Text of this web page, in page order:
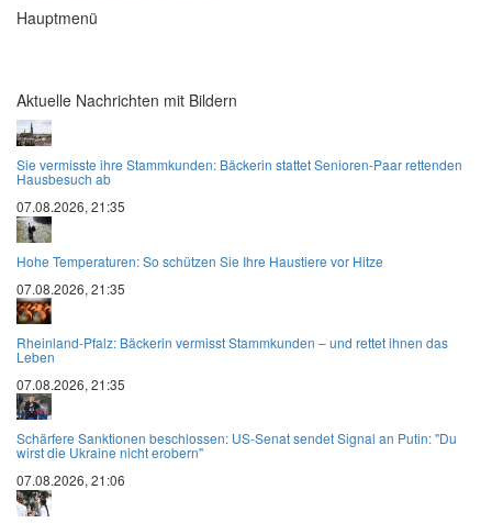
Hauptmenü
Aktuelle Nachrichten mit Bildern
Sie vermisste ihre Stammkunden: Bäckerin stattet Senioren-Paar rettenden
Hausbesuch ab
07.08.2026, 21:35
Hohe Temperaturen: So schützen Sie Ihre Haustiere vor Hitze
07.08.2026, 21:35
Rheinland-Pfalz: Bäckerin vermisst Stammkunden – und rettet ihnen das
Leben
07.08.2026, 21:35
Schärfere Sanktionen beschlossen: US-Senat sendet Signal an Putin: "Du
wirst die Ukraine nicht erobern"
07.08.2026, 21:06